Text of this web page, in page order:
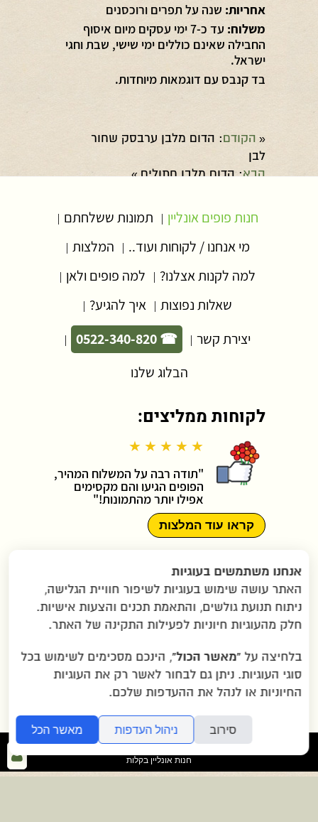
אחריות: שנה על תפרים ורוכסנים
משלוח:
עד כ-7 ימי עסקים מיום איסוף
החבילה שאינם כוללים ימי שישי, שבת וחגי
ישראל.
בד קנבס עם דוגמאות מיוחדות.
« הקודם: הדום מלבן ערבסק שחור
לבן
הבא: הדום מלבן חתולים»
חנות פופים אונליין | תמונות ששלחתם |
מי אנחנו / לקוחות ועוד.. | המלצות |
למה לקנות אצלנו? | למה פופים ולאן |
שאלות נפוצות | איך להגיע? |
יצירת קשר |
☎ 0522-340-820
|
הבלוג שלנו
לקוחות ממליצים:
★ ★ ★ ★ ★
"תודה רבה על המשלוח המהיר,
הפופים הגיעו והם מקסימים
אפילו יותר מהתמונות!"
קראו עוד המלצות
תקנון האתר|מדיניות פרטיות
הצהרת נגישות|יצירת קשר|
תמונות ששלחתם|שאלות נפוצות|
הוראות הגעה ב-WAZE
2007-2026 © כל הזכויות שמורות לגרין בננה
בע"מ |איזור תעשייה שילת ליד מודיעין
חנות אונליין בקלות
אנחנו משתמשים בעוגיות
האתר עושה שימוש בעוגיות לשיפור חוויית הגלישה,
ניתוח תנועת גולשים, והתאמת תכנים והצעות אישיות.
חלק מהעוגיות חיוניות לפעילות התקינה של האתר.
בלחיצה על “מאשר הכול”, הינכם מסכימים לשימוש בכל
סוגי העוגיות. ניתן גם לבחור לאשר רק את העוגיות
החיוניות או לנהל את ההעדפות שלכם.
סירוב ניהול העדפות מאשר הכל